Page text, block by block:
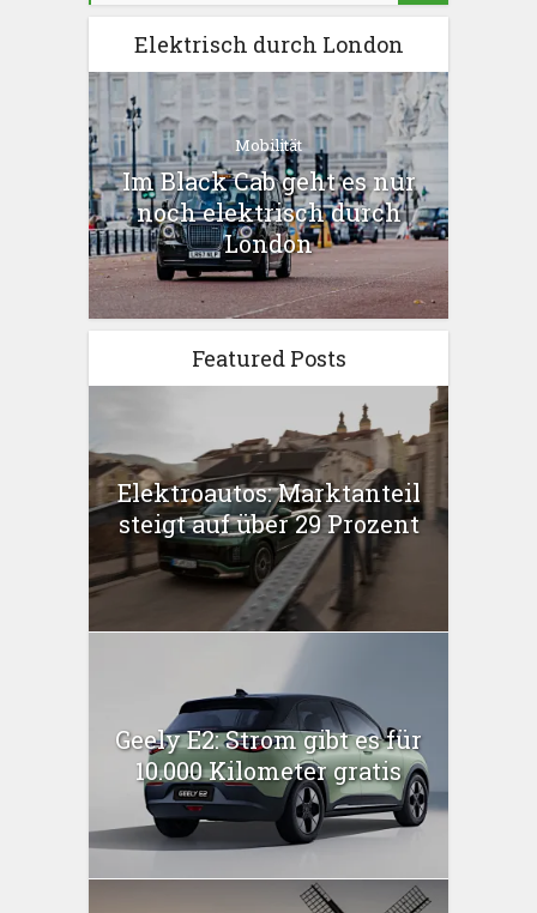
Elektrisch durch London
Mobilität
Im Black Cab geht es nur
noch elektrisch durch
London
Featured Posts
Elektroautos: Marktanteil
steigt auf über 29 Prozent
Geely E2: Strom gibt es für
10.000 Kilometer gratis